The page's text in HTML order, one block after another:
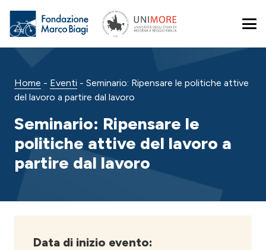
Home - Eventi - Seminario: Ripensare le politiche attive
del lavoro a partire dal lavoro
Seminario: Ripensare le
politiche attive del lavoro a
partire dal lavoro
Data di inizio evento: